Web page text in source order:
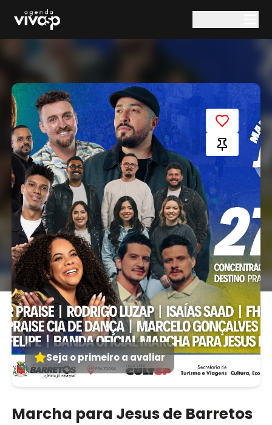
Seja o primeiro a avaliar
Marcha para Jesus de Barretos